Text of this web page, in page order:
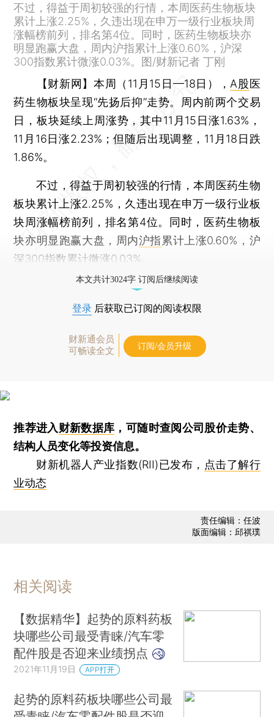
不过，得益于周初较强的行情，本周医药生物板块
累计上涨2.25%，久违出现在申万一级行业板块周
涨幅榜前列，排名第4位。同时，医药生物板块亦
明显跑赢大盘，周内沪指累计上涨0.60%，沪深
300指数累计微涨0.03%。图/财新记者 丁刚
【财新网】本周（11月15日—18日）， A股医
药生物板块呈现“先扬后抑”走势。周内前两个交易
日，板块延续上周涨势，其中11月15日涨1.63%，
11月16日涨2.23%；但随后出现调整，11月18日跌
1.86%。
不过，得益于周初较强的行情，本周医药生物
板块累计上涨2.25%，久违出现在申万一级行业板
块周涨幅榜前列，排名第4位。同时，医药生物板
块亦明显跑赢大盘，周内沪指累计上涨0.60%，沪
深300指数累计微涨0.03%。
本文共计3024字 订阅后继续阅读
登录 后获取已订阅的阅读权限
财新通会员
可畅读全文
订阅/会员升级
推荐进入财新数据库 ，可随时查阅公司股价走势、
结构人员变化等投资信息。
财新机器人产业指数(RII)已发布， 点击了解行
业动态
责任编辑：任波
版面编辑：邱祺璞
相关阅读
【数据精华】起势的原料药板
块哪些公司最受青睐/汽车零
配件股是否迎来业绩拐点
2021年11月19日 APP打开
起势的原料药板块哪些公司最